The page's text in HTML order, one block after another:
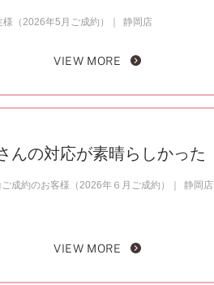
（2026年5月ご成約） 静岡店
VIEW MORE
んの対応が素晴らしかった
成約のお客様（2026年６月ご成約） 静岡店
VIEW MORE